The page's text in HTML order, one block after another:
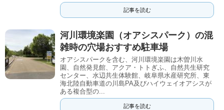
記事を読む
河川環境楽園（オアシスパーク）の混
雑時の穴場おすすめ駐車場
オアシスパークを含む、河川環境楽園は木曽川水
園、自然発見館、アクア・トトぎふ、自然共生研究
センター、水辺共生体験館、岐阜県水産研究所、東
海北陸自動車道の川島PA及びハイウェイオアシスが
ある複合型の...
記事を読む